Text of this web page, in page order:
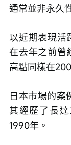
通常並非永久
以近期表現活
在去年之前曾
高點同樣在
日本市場的
其經歷了長
1990年。